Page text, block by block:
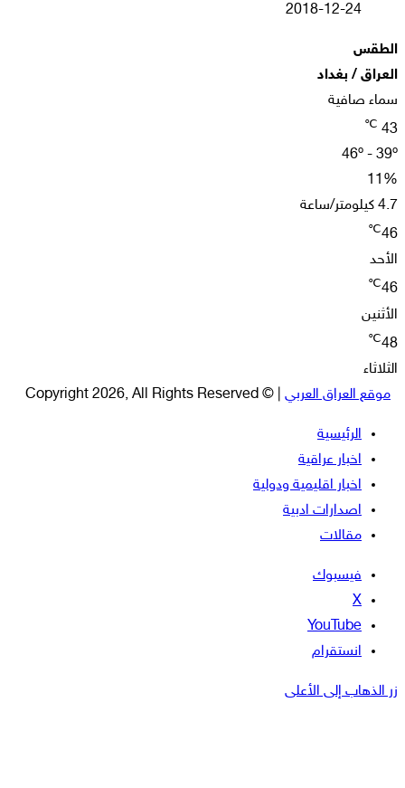
2018-12-24
الطقس
العراق / بغداد
سماء صافية
43
℃
46º - 39º
11%
4.7 كيلومتر/ساعة
46
℃
الأحد
46
℃
الأثنين
48
℃
الثلاثاء
موقع العراق العربي | © Copyright 2026, All Rights Reserved
الرئيسية
اخبار عراقية
اخبار اقليمية ودولية
اصدارات ادبية
مقالات
فيسبوك
‫X
‫YouTube
انستقرام
زر الذهاب إلى الأعلى